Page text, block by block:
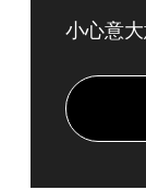
小心意